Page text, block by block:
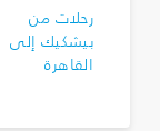
رحلات من
بيشكيك إلى
القاهرة